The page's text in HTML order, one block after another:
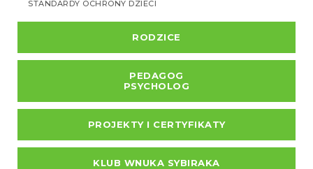
STANDARDY OCHRONY DZIECI
RODZICE
PEDAGOG
PSYCHOLOG
PROJEKTY I CERTYFIKATY
KLUB WNUKA SYBIRAKA